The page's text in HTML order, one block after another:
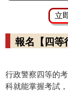
立
報名【四等
行政警察四等的
科就能掌握考試